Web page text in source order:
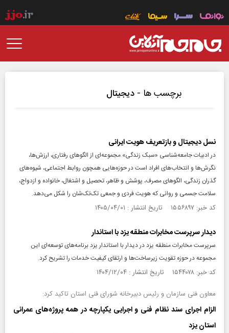
برچسب ها - دیجیتال
نسل دیجیتال و بازتعریف هویت ایرانی
در ادبیات جامعه‌شناسی «سبک زندگی» مجموعه‌ای از الگوهای رفتاری، ارزش‌ها،
نگرش‌ها و انتخاب‌های افراد است در حوزه‌هایی همچون روابط اجتماعی، شیوه‌های
گذران زندگی، الگوهای مصرف، پوشش و ظاهر، تحصیل و اشتغال، خانواده و ازدواج،
سلامت جسمی و روانی که هویت فردی و جمعی تک‌تک‌شان را شکل می‌دهد.
کد خبر: ۱۵۵۶۸۹۷ تاریخ انتشار : ۱۴۰۵/۰۴/۰۱
دیدار سرپرست مخابرات منطقه یزد با استاندار
سرپرست مخابرات منطقه یزد در دیدار با استاندار یزد برنامه‌های توسعه‌ای این
مجموعه در حوزه تقویت زیرساخت‌ها و ارتقای کیفیت خدمات را تشریح کرد.
کد خبر: ۱۵۴۴۰۷۸ تاریخ انتشار : ۱۴۰۴/۱۲/۰۴
معاون فنی سازمان و رئیس دبیرخانه شورای فنی استان تاکید کرد:
الزام اجرای سند نظام فنی و اجرایی یکپارچه در همه پروژه‌های عمرانی
استان یزد